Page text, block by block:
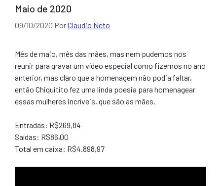
Maio de 2020
09/10/2020 PorClaudio Neto
Mês de maio, mês das mães, mas nem pudemos nos
reunir para gravar um vídeo especial como fizemos no ano
anterior, mas claro que a homenagem não podia faltar,
então Chiquitito fez uma linda poesia para homenagear
essas mulheres incríveis, que são as mães.
Entradas: R$269,84
Saídas: R$86,00
Total em caixa: R$4.898,97